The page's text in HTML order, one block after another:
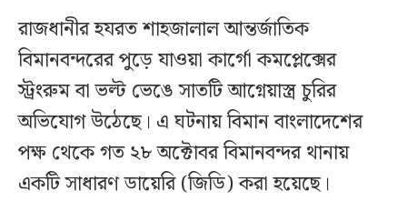
রাজধানীর হযরত শাহজালাল আন্তর্জাতিক
বিমানবন্দরের পুড়ে যাওয়া কার্গো কমপ্লেক্সের
স্ট্রংরুম বা ভল্ট ভেঙে সাতটি আগ্নেয়াস্ত্র চুরির
অভিযোগ উঠেছে। এ ঘটনায় বিমান বাংলাদেশের
পক্ষ থেকে গত ২৮ অক্টোবর বিমানবন্দর থানায়
একটি সাধারণ ডায়েরি (জিডি) করা হয়েছে।